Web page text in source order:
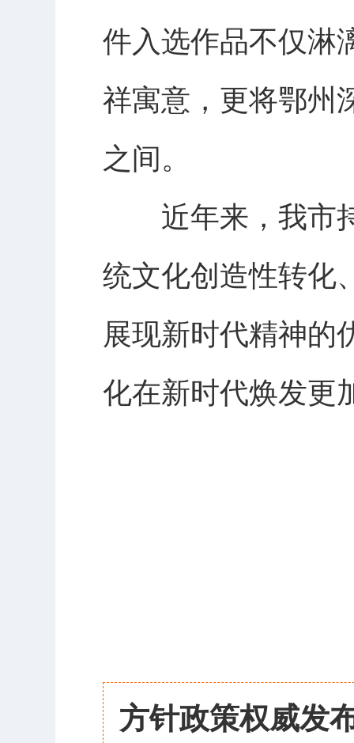
件入选作品不仅淋
祥寓意，更将鄂州
之间。
近年来，我市持
统文化创造性转化
展现新时代精神的
化在新时代焕发更
方针政策权威发